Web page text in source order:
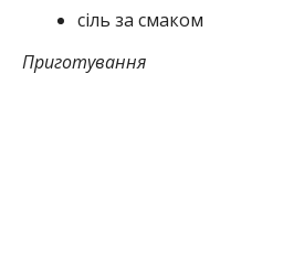
сіль за смаком
Приготування